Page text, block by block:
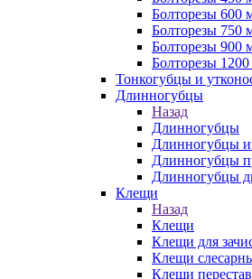
Болторезы 600
Болторезы 750
Болторезы 900
Болторезы
Тонкогубцы и
Длинногубцы
Назад
Длинногубцы
Длинногубцы
Длинногубцы
Длинногубцы
Клещи
Назад
Клещи
Клещи для
Клещи
Клещи